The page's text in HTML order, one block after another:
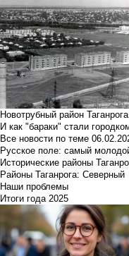
Новотрубный район
И как "бараки" стали
Все новости по теме
Русское поле: самый
Исторические районы
Районы Таганрога: Северный
Наши проблемы
Итоги года 2025